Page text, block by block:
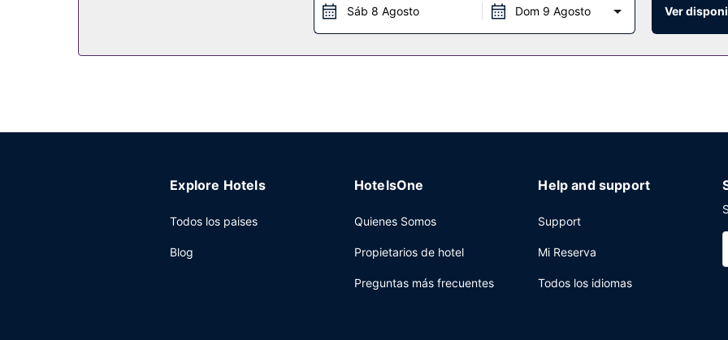
Se ofrece un desayuno continental gratuito todos los días de 07:00 a 10:00.
Sáb 8 Agosto Dom 9 Agosto Ver
Explore Hotels
Todos los paises
Blog
HotelsOne
Quienes Somos
Propietarios de hotel
Preguntas más frecuentes
Help and support
Support
Mi Reserva
Todos los idiomas